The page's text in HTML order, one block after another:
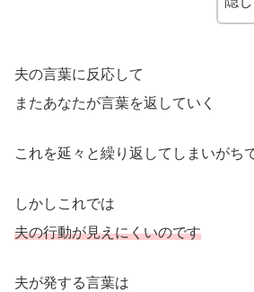
夫の言葉に反応して
またあなたが言葉を返していく
これを延々と繰り返してしまいがち
しかしこれでは
夫の行動が見えにくいのです
夫が発する言葉は